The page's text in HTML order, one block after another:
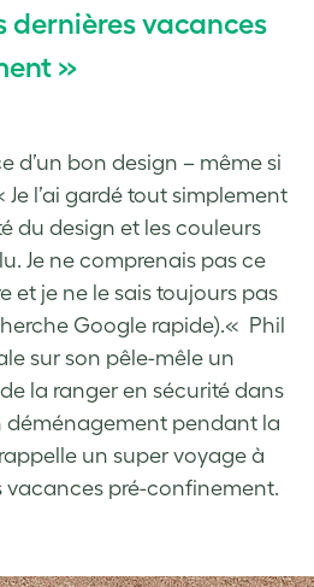
dernières vacances
»
d’un bon design – même si
l’ai gardé tout simplement
du design et les couleurs
Je ne comprenais pas ce
et je ne le sais toujours pas
Google rapide).« Phil
sur son pêle-mêle un
la ranger en sécurité dans
déménagement pendant la
un super voyage à
vacances pré-confinement.